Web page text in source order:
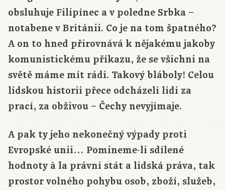
obsluhuje Filipínec a v poledne Srbka –
notabene v Británii. Co je na tom špatného?
A on to hned přirovnává k nějakému jakoby
komunistickému příkazu, že se všichni na
světě máme mít rádi. Takový bláboly! Celou
lidskou historii přece odcházeli lidi za
prací, za obživou – Čechy nevyjímaje.
A pak ty jeho nekonečný výpady proti
Evropské unii… Pomineme-li sdílené
hodnoty à la právní stát a lidská práva, tak
prostor volného pohybu osob, zboží, služeb,